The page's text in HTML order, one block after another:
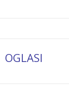
OGLASI